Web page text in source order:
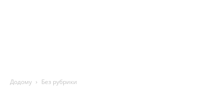
Додому Без рубрики